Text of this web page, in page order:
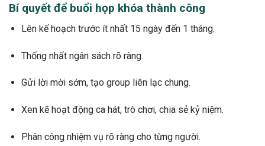
Bí quyết để buổi họp khóa thành công
Lên kế hoạch trước ít nhất 15 ngày đến 1 tháng.
Thống nhất ngân sách rõ ràng.
Gửi lời mời sớm, tạo group liên lạc chung.
Xen kẽ hoạt động ca hát, trò chơi, chia sẻ kỷ niệm.
Phân công nhiệm vụ rõ ràng cho từng người.